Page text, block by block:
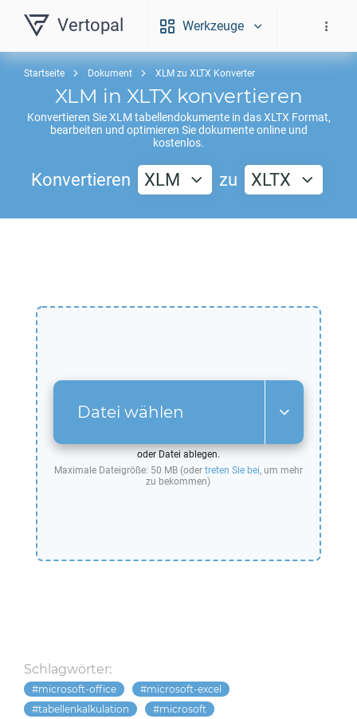
Vertopal Werkzeuge
Startseite Dokument XLM zu XLTX Konverter
XLM in XLTXkonvertieren
Konvertieren SieXLM tabellendokumente in dasXLTX Format,
bearbeiten und optimieren Sie dokumente online und
kostenlos.
Konvertieren XLM zu XLTX
Datei wählen
oder Datei ablegen.
Maximale Dateigröße: 50 MB (oder treten Sie bei, um mehr
zu bekommen)
Schlagwörter:
microsoft-office
microsoft-excel
tabellenkalkulation
microsoft